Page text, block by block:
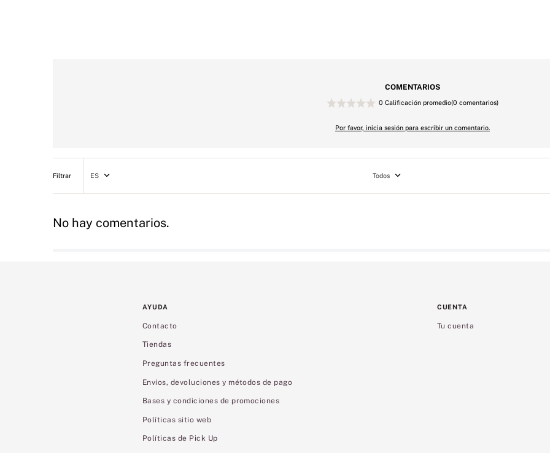
COMENTARIOS
0 Calificación promedio(0 comentarios)
Por favor, inicia sesión para escribir un comentario.
Todos
ES
No hay comentarios.
AYUDA
Contacto
Tiendas
Preguntas frecuentes
Envíos, devoluciones y métodos de pago
Bases y condiciones de promociones
Políticas sitio web
Políticas de Pick Up
CUENTA
Tu cuenta